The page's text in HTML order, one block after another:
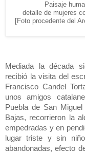
Paisaje
detalle de mujeres
[Foto procedente del
Mediada la década
recibió la visita del
Francisco Candel
unos amigos
Puebla de San
Bajas, recorrieron la
empedradas y en
lugar triste y sin
abandonadas, efecto